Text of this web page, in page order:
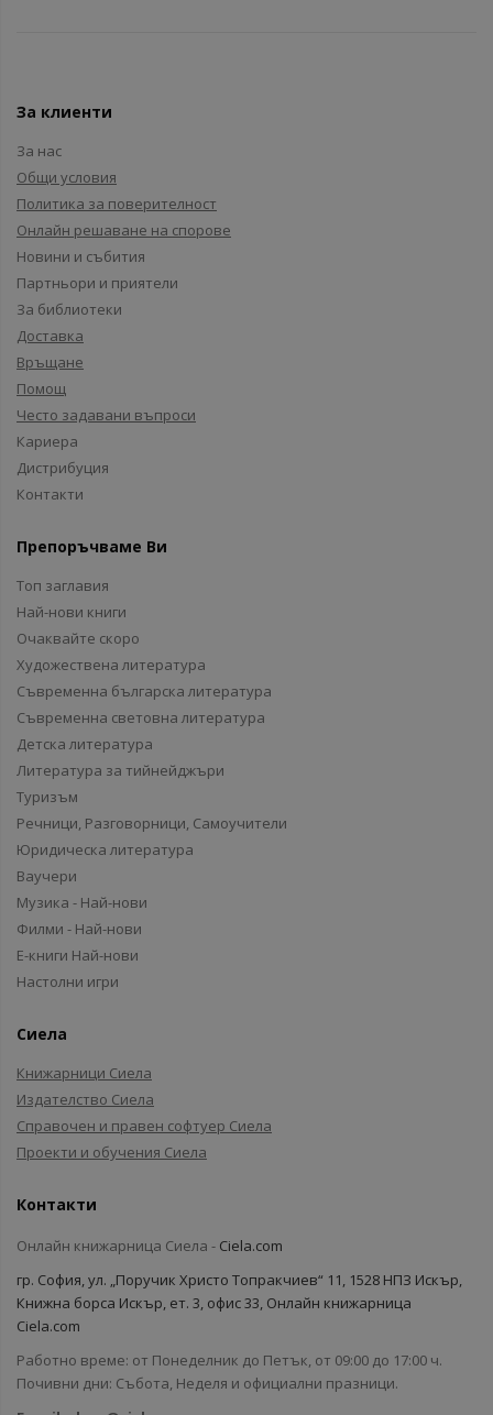
За клиенти
За нас
Общи условия
Политика за поверителност
Онлайн решаване на спорове
Новини и събития
Партньори и приятели
За библиотеки
Доставка
Връщане
Помощ
Често задавани въпроси
Кариера
Дистрибуция
Контакти
Препоръчваме Ви
Топ заглавия
Най-нови книги
Очаквайте скоро
Художествена литература
Съвременна българска литература
Съвременна световна литература
Детска литература
Литература за тийнейджъри
Туризъм
Речници, Разговорници, Самоучители
Юридическа литература
Ваучери
Музика - Най-нови
Филми - Най-нови
Е-книги Най-нови
Настолни игри
Сиела
Книжарници Сиела
Издателство Сиела
Справочен и правен софтуер Сиела
Проекти и обучения Сиела
Контакти
Онлайн книжарница Сиела - Ciela.com
гр. София, ул. „Поручик Христо Топракчиев“ 11, 1528 НПЗ Искър,
Книжна борса Искър, ет. 3, офис 33, Онлайн книжарница
Ciela.com
Работно време: от Понеделник до Петък, от 09:00 до 17:00 ч.
Почивни дни: Събота, Неделя и официални празници.